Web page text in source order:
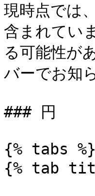
現時点では
含まれてい
る可能性が
バーでお知
### 円
{% tabs %}
{% tab